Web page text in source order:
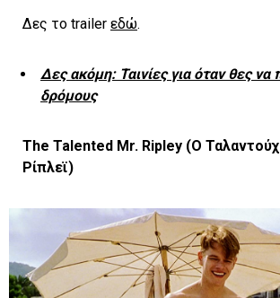
Δες το trailer εδώ.
Δες ακόμη: Ταινίες για όταν θες να
δρόμους
The Talented Mr. Ripley (Ο
Ρίπλεϊ)